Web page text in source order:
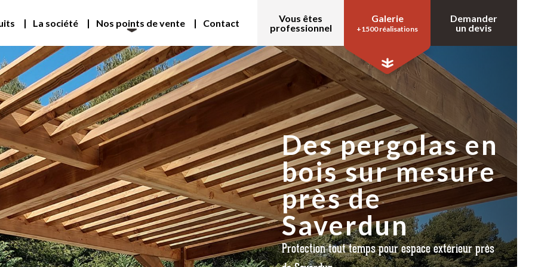
La société Nos points de vente Contact
Vous êtes
professionnel
Galerie
+1500 réalisations
Demander
un devis
Des pergolas en
bois sur mesure
près de
Saverdun
Protection tout temps pour espace extérieur près